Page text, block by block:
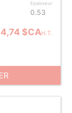
Epaisseur
0.53
4,74 $CAH.T.